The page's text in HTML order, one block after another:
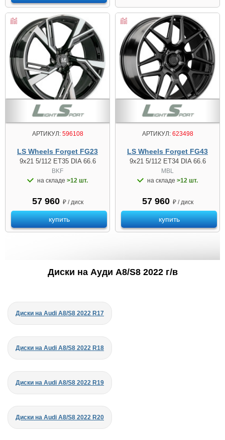
АРТИКУЛ:596108
LS Wheels Forget FG23
9x21 5/112 ET35 DIA 66.6
BKF
на складе >12 шт.
57 960 ₽ / диск
купить
АРТИКУЛ:623498
LS Wheels Forget FG43
9x21 5/112 ET34 DIA 66.6
MBL
на складе >12 шт.
57 960 ₽ / диск
купить
Диски на Ауди A8/S8 2022 г/в
Диски на Audi A8/S8 2022 R17
Диски на Audi A8/S8 2022 R18
Диски на Audi A8/S8 2022 R19
Диски на Audi A8/S8 2022 R20